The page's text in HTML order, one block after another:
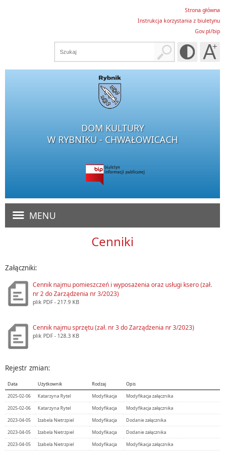
Strona główna
Instrukcja korzystania z biuletynu
Gov.pl/bip
DOM KULTURY
W RYBNIKU - CHWAŁOWICACH
MENU
Cenniki
Załączniki:
Cennik najmu pomieszczeń i wyposażenia oraz usługi ksero (zał.
nr 2 do Zarządzenia nr 3/2023)
plik PDF- 217.9 KB
Cennik najmu sprzętu (zał. nr 3 do Zarządzenia nr 3/2023)
plik PDF- 128.3 KB
Rejestr zmian:
Data Użytkownik Rodzaj
Opis
2025-02-06
Katarzyna Rytel Modyfikacja
Modyfikacja załącznika
2025-02-06
Katarzyna Rytel Modyfikacja
Modyfikacja załącznika
2023-04-05
Izabela Nietrzpiel Modyfikacja
Dodanie załącznika
2023-04-05
Izabela Nietrzpiel Modyfikacja
Dodanie załącznika
2023-04-05
Izabela Nietrzpiel Modyfikacja Modyfikacja załącznika